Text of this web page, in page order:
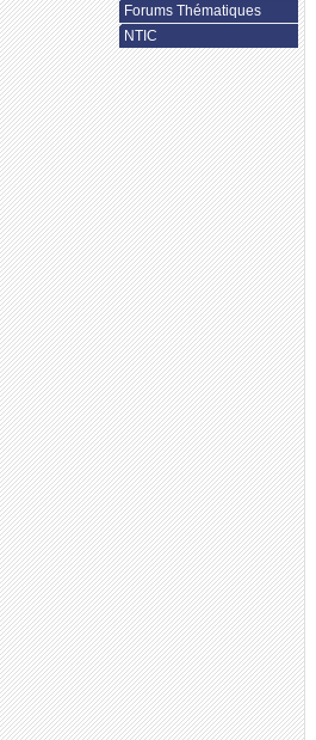
Forums Thématiques
NTIC